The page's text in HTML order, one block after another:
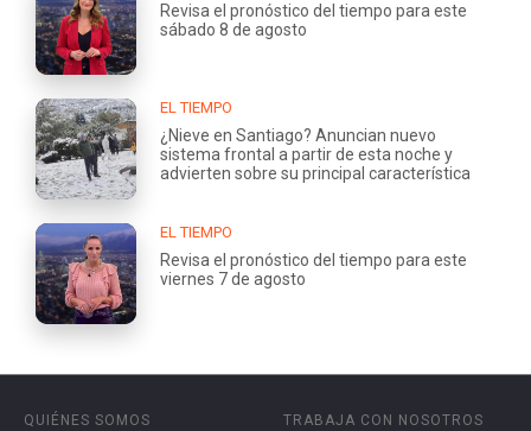
Revisa el pronóstico del tiempo para este
sábado 8 de agosto
EL TIEMPO
¿Nieve en Santiago? Anuncian nuevo
sistema frontal a partir de esta noche y
advierten sobre su principal característica
EL TIEMPO
Revisa el pronóstico del tiempo para este
viernes 7 de agosto
QUIÉNES SOMOS
TRABAJA CON NOSOTROS